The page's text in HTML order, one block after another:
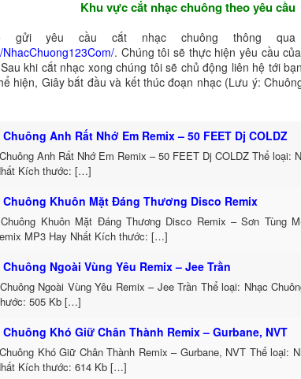
Khu vực cắt nhạc chuông theo yêu cầu
gửi yêu cầu cắt nhạc chuông thông qua
. Chúng tôi sẽ thực hiện yêu cầu
khi cắt nhạc xong chúng tôi sẽ chủ động liên hệ tới
hiện, Giây bắt đầu và kết thúc đoạn nhạc (Lưu ý:
Chuông Anh Rất Nhớ Em Remix – 50 FEET Dj COLDZ
Anh Rất Nhớ Em Remix – 50 FEET Dj COLDZ Thể loại:
Kích thước: […]
Chuông Khuôn Mặt Đáng Thương Disco Remix
Khuôn Mặt Đáng Thương Disco Remix – Sơn Tùng
MP3 Hay Nhất Kích thước: […]
Chuông Ngoài Vùng Yêu Remix – Jee Trần
Ngoài Vùng Yêu Remix – Jee Trần Thể loại: Nhạc
505 Kb […]
Chuông Khó Giữ Chân Thành Remix – Gurbane, NVT
Khó Giữ Chân Thành Remix – Gurbane, NVT Thể loại:
Kích thước: 614 Kb […]